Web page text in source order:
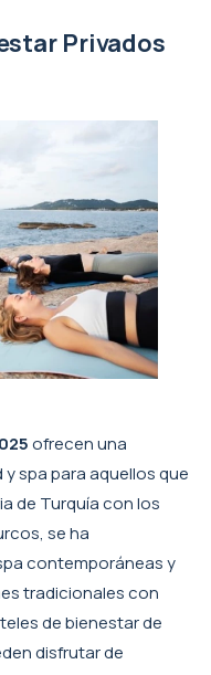
Privados
ofrecen una
spa para aquellos que
de Turquía con los
se ha
contemporáneas y
tradicionales con
de bienestar de
disfrutar de